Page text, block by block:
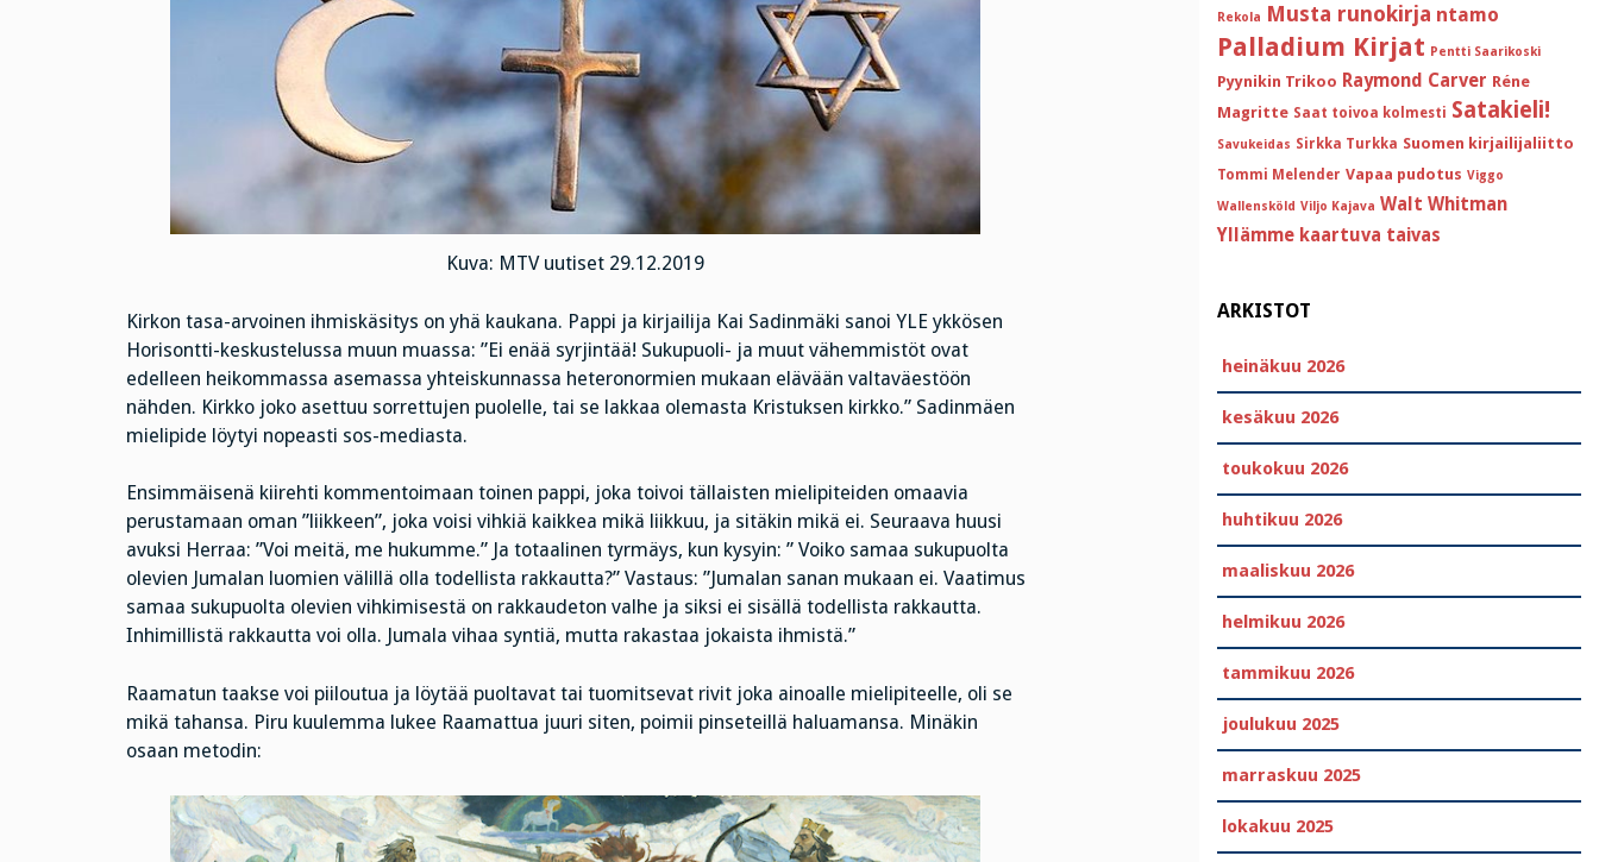
Kuva: MTV uutiset 29.12.2019
Kirkon tasa-arvoinen ihmiskäsitys on yhä kaukana. Pappi ja kirjailija Kai Sadinmäki sanoi YLE ykkösen
Horisontti-keskustelussa muun muassa: ”Ei enää syrjintää! Sukupuoli- ja muut vähemmistöt ovat
edelleen heikommassa asemassa yhteiskunnassa heteronormien mukaan elävään valtaväestöön
nähden. Kirkko joko asettuu sorrettujen puolelle, tai se lakkaa olemasta Kristuksen kirkko.” Sadinmäen
mielipide löytyi nopeasti sos-mediasta.
Ensimmäisenä kiirehti kommentoimaan toinen pappi, joka toivoi tällaisten mielipiteiden omaavia
perustamaan oman ”liikkeen”, joka voisi vihkiä kaikkea mikä liikkuu, ja sitäkin mikä ei. Seuraava huusi
avuksi Herraa: ”Voi meitä, me hukumme.” Ja totaalinen tyrmäys, kun kysyin: ” Voiko samaa sukupuolta
olevien Jumalan luomien välillä olla todellista rakkautta?” Vastaus: ”Jumalan sanan mukaan ei. Vaatimus
samaa sukupuolta olevien vihkimisestä on rakkaudeton valhe ja siksi ei sisällä todellista rakkautta.
Inhimillistä rakkautta voi olla. Jumala vihaa syntiä, mutta rakastaa jokaista ihmistä.”
Raamatun taakse voi piiloutua ja löytää puoltavat tai tuomitsevat rivit joka ainoalle mielipiteelle, oli se
mikä tahansa. Piru kuulemma lukee Raamattua juuri siten, poimii pinseteillä haluamansa. Minäkin
osaan metodin:
Rekola Musta runokirja ntamo
Palladium Kirjat Pentti Saarikoski
Pyynikin Trikoo Raymond Carver Réne
Magritte Saat toivoa kolmesti Satakieli!
Savukeidas Sirkka Turkka Suomen kirjailijaliitto
Tommi Melender Vapaa pudotus Viggo
Wallensköld Viljo Kajava Walt Whitman
Yllämme kaartuva taivas
ARKISTOT
heinäkuu 2026
kesäkuu 2026
toukokuu 2026
huhtikuu 2026
maaliskuu 2026
helmikuu 2026
tammikuu 2026
joulukuu 2025
marraskuu 2025
lokakuu 2025